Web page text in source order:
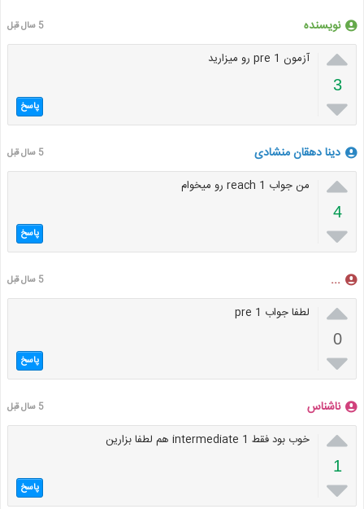
نویسنده 5 سال قبل

3

آزمون pre 1 رو میزارید
پاسخ
دینا دهقان منشادی 5 سال قبل

4

من جواب reach 1 رو میخوام
پاسخ
... 5 سال قبل

0

لطفا جواب pre 1
پاسخ
ناشناس 5 سال قبل

1

خوب بود فقط intermediate 1 هم لطفا بزارین
پاسخ